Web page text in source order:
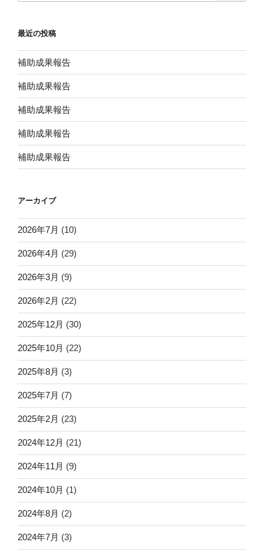
最近の投稿
補助成果報告
補助成果報告
補助成果報告
補助成果報告
補助成果報告
アーカイブ
2026年7月 (10)
2026年4月 (29)
2026年3月 (9)
2026年2月 (22)
2025年12月 (30)
2025年10月 (22)
2025年8月 (3)
2025年7月 (7)
2025年2月 (23)
2024年12月 (21)
2024年11月 (9)
2024年10月 (1)
2024年8月 (2)
2024年7月 (3)